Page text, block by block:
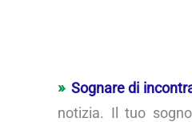
Sognare di
notizia. Il tuo